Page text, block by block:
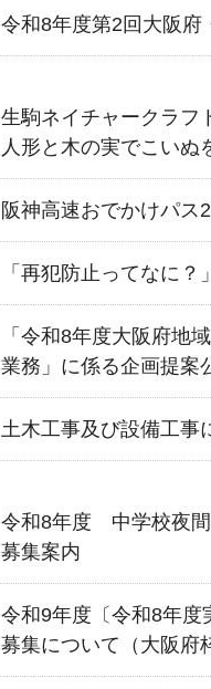
令和8年度第2回大阪府
生駒ネイチャークラフ
人形と木の実でこいぬ
阪神高速おでかけパス
「再犯防止ってなに？
「令和8年度大阪府地
業務」に係る企画提案
土木工事及び設備工事
令和8年度 中学校夜間
募集案内
令和9年度〔令和8年度
募集について（大阪府